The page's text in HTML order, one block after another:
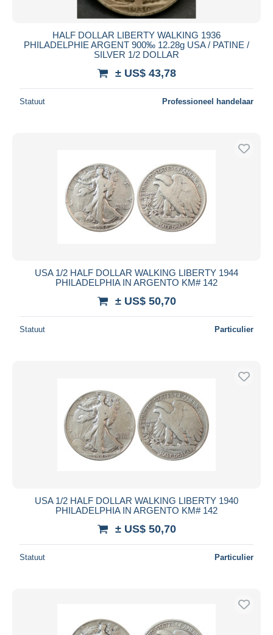
HALF DOLLAR LIBERTY WALKING 1936
PHILADELPHIE ARGENT 900‰ 12.28g USA / PATINE /
SILVER 1/2 DOLLAR
± US$ 43,78
Statuut Professioneel handelaar
USA 1/2 HALF DOLLAR WALKING LIBERTY 1944
PHILADELPHIA IN ARGENTO KM# 142
± US$ 50,70
Statuut Particulier
USA 1/2 HALF DOLLAR WALKING LIBERTY 1940
PHILADELPHIA IN ARGENTO KM# 142
± US$ 50,70
Statuut Particulier